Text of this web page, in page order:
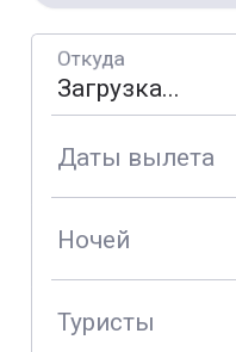
Откуда
Даты вылета
Ночей
Туристы